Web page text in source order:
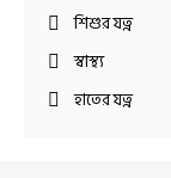
শিশুর যত্ন
স্বাস্থ্য
হাতের যত্ন